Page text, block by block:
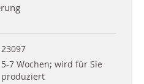
23097
5-7 Wochen; wird für Sie
produziert